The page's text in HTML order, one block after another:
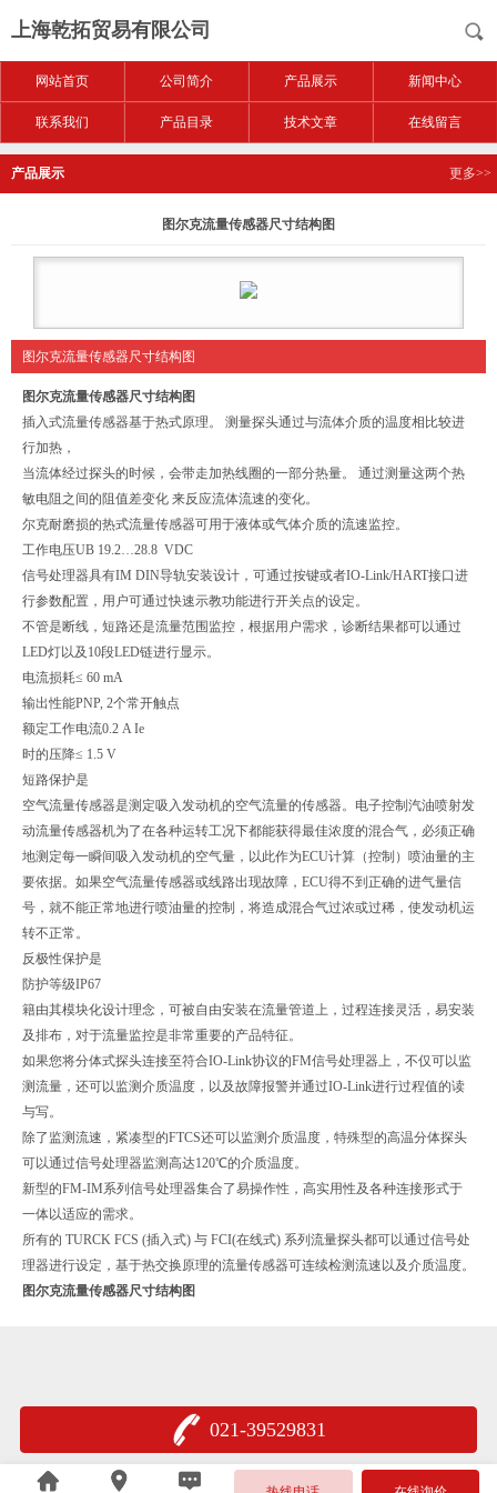
上海乾拓贸易有限公司
网站首页 公司简介 产品展示 新闻中心
联系我们 产品目录 技术文章 在线留言
产品展示 更多>>
图尔克流量传感器尺寸结构图
图尔克流量传感器尺寸结构图
图尔克流量传感器尺寸结构图
插入式流量传感器基于热式原理。 测量探头通过与流体介质的温度相比较进
行加热，
当流体经过探头的时候，会带走加热线圈的一部分热量。 通过测量这两个热
敏电阻之间的阻值差变化 来反应流体流速的变化。
尔克耐磨损的热式流量传感器可用于液体或气体介质的流速监控。
工作电压UB 19.2…28.8 VDC
信号处理器具有IM DIN导轨安装设计，可通过按键或者IO-Link/HART接口进
行参数配置，用户可通过快速示教功能进行开关点的设定。
不管是断线，短路还是流量范围监控，根据用户需求，诊断结果都可以通过
LED灯以及10段LED链进行显示。
电流损耗≤ 60 mA
输出性能PNP, 2个常开触点
额定工作电流0.2 A Ie
时的压降≤ 1.5 V
短路保护是
空气流量传感器是测定吸入发动机的空气流量的传感器。电子控制汽油喷射发
动流量传感器机为了在各种运转工况下都能获得最佳浓度的混合气，必须正确
地测定每一瞬间吸入发动机的空气量，以此作为ECU计算（控制）喷油量的主
要依据。如果空气流量传感器或线路出现故障，ECU得不到正确的进气量信
号，就不能正常地进行喷油量的控制，将造成混合气过浓或过稀，使发动机运
转不正常。
反极性保护是
防护等级IP67
籍由其模块化设计理念，可被自由安装在流量管道上，过程连接灵活，易安装
及排布，对于流量监控是非常重要的产品特征。
如果您将分体式探头连接至符合IO-Link协议的FM信号处理器上，不仅可以监
测流量，还可以监测介质温度，以及故障报警并通过IO-Link进行过程值的读
与写。
除了监测流速，紧凑型的FTCS还可以监测介质温度，特殊型的高温分体探头
可以通过信号处理器监测高达120℃的介质温度。
新型的FM-IM系列信号处理器集合了易操作性，高实用性及各种连接形式于
一体以适应的需求。
所有的 TURCK FCS (插入式) 与 FCI(在线式) 系列流量探头都可以通过信号处
理器进行设定，基于热交换原理的流量传感器可连续检测流速以及介质温度。
图尔克流量传感器尺寸结构图
021-39529831
沪公网安备 31011402005376号